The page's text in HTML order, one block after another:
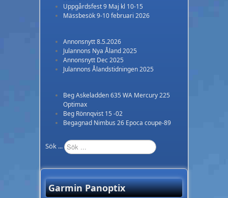
Uppgårdsfest 9 Maj kl 10-15
Mässbesök 9-10 februari 2026
Annonsnytt 8.5.2026
Julannons Nya Åland 2025
Annonsnytt Dec 2025
Julannons Ålandstidningen 2025
Beg Askeladden 635 WA Mercury 225
Optimax
Beg Rönnqvist 15 -02
Begagnad Nimbus 26 Epoca coupe-89
Sök ...
Garmin Panoptix